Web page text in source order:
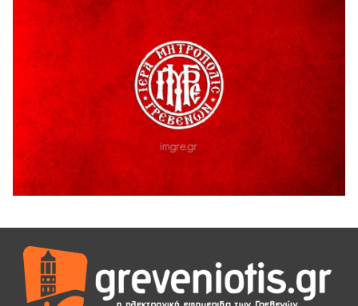
5 Αυγούστου 2026
Γρεβενά: Συνελήφθη 18χρονος αλλοδαπός, για κλοπή
εξοπλισμού γυμναστηρίου
5 Αυγούστου 2026
ΑΗ ΛΑΟΣ | 5 Αυγούστου | Υπαίθριο Θέατρο “Καστράκι”,
41η Γιορτή Κρασιού στο Τρίκωμο – «Γιορτή Παράδοσης»
5 Αυγούστου 2026
ΕΥΧΑΡΙΣΤΙΕΣ Φυσιολατρικού Συλλόγου Γρεβενών
4 Αυγούστου 2026